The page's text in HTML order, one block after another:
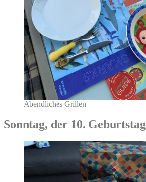
Abendliches Grillen
Sonntag, der 10. Geburtstag